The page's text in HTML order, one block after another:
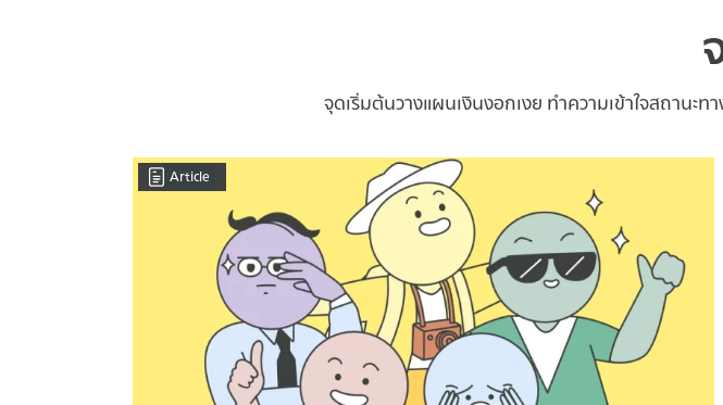
จุดเริ่มต้นวางแผนเงินงอกเงย ทำความเข้าใจสถานะ
Article